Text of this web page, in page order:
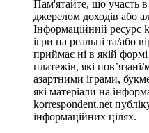
Пам'ятайте, що участь
джерелом доходів або
Інформаційний ресурс
ігри на реальні та/або
приймає ні в якій
платежів, які
азартними іграми,
які матеріали на
korrespondent.net
інформаційних цілях.